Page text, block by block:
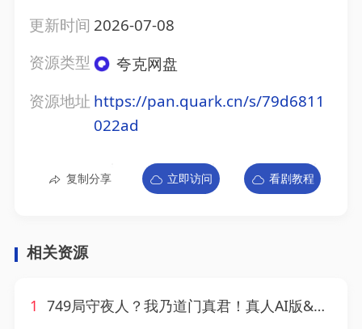
更新时间 2026-07-08
资源类型
夸克网盘
资源地址 https://pan.quark.cn/s/79d6811
022ad
复制分享 立即访问 看剧教程
相关资源
1 749局守夜人？我乃道门真君！真人AI版&749局守夜人？我乃道门真君真人AI版（60集）AI短剧